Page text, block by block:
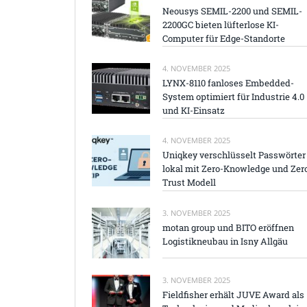
Neousys SEMIL-2200 und SEMIL-
2200GC bieten lüfterlose KI-
Computer für Edge-Standorte
4. NOVEMBER 2025
LYNX-8110 fanloses Embedded-
System optimiert für Industrie 4.0
und KI-Einsatz
4. NOVEMBER 2025
Uniqkey verschlüsselt Passwörter
lokal mit Zero-Knowledge und
Trust Modell
3. NOVEMBER 2025
motan group und BITO eröffnen
Logistikneubau in Isny Allgäu
3. NOVEMBER 2025
Fieldfisher erhält JUVE Award als